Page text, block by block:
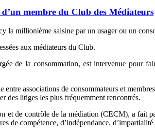
membre du Club des Médiateurs
la millionième saisine par un usager ou un
aux médiateurs du Club.
de la consommation, est intervenue pour
entre associations de consommateurs et
des litiges les plus fréquemment rencontrés.
de contrôle de la médiation (CECM), a fait
de compétence, d’indépendance, d’impartialité